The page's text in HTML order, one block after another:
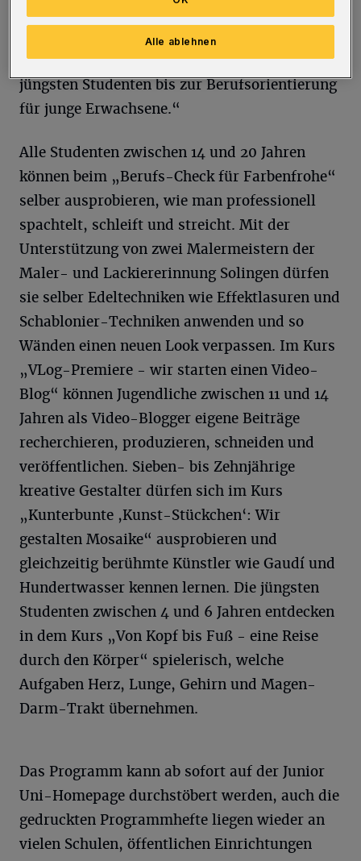
gewinnen, um ein vielfältiges Angebot für alle
Altersklassen zu erstellen – von der
spielerischen Wissensvermittlung bei unseren
jüngsten Studenten bis zur Berufsorientierung
für junge Erwachsene.“
Alle Studenten zwischen 14 und 20 Jahren
können beim „Berufs-Check für Farbenfrohe“
selber ausprobieren, wie man professionell
spachtelt, schleift und streicht. Mit der
Unterstützung von zwei Malermeistern der
Maler- und Lackiererinnung Solingen dürfen
sie selber Edeltechniken wie Effektlasuren und
Schablonier-Techniken anwenden und so
Wänden einen neuen Look verpassen. Im Kurs
„VLog-Premiere - wir starten einen Video-
Blog“ können Jugendliche zwischen 11 und 14
Jahren als Video-Blogger eigene Beiträge
recherchieren, produzieren, schneiden und
veröffentlichen. Sieben- bis Zehnjährige
kreative Gestalter dürfen sich im Kurs
„Kunterbunte ,Kunst-Stückchen‘: Wir
gestalten Mosaike“ ausprobieren und
gleichzeitig berühmte Künstler wie Gaudí und
Hundertwasser kennen lernen. Die jüngsten
Studenten zwischen 4 und 6 Jahren entdecken
in dem Kurs „Von Kopf bis Fuß - eine Reise
durch den Körper“ spielerisch, welche
Aufgaben Herz, Lunge, Gehirn und Magen-
Darm-Trakt übernehmen.
Das Programm kann ab sofort auf der Junior
Uni-Homepage durchstöbert werden, auch die
gedruckten Programmhefte liegen wieder an
vielen Schulen, öffentlichen Einrichtungen
Alle ablehnen